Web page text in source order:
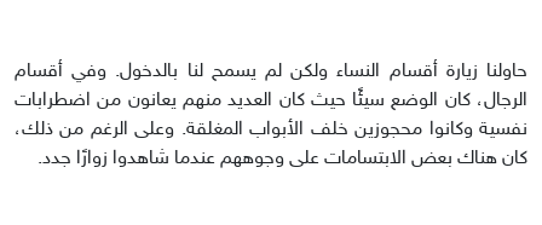
حاولنا زيارة أقسام النساء ولكن لم يسمح لنا بالدخول. وفي أقسام
الرجال، كان الوضع سيئًا حيث كان العديد منهم يعانون من اضطرابات
نفسية وكانوا محجوزين خلف الأبواب المغلقة. وعلى الرغم من ذلك،
كان هناك بعض الابتسامات على وجوههم عندما شاهدوا زوارًا جدد.